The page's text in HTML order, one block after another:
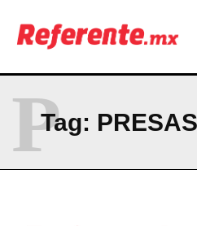
Company
CONTACT
PRIVACY POLICY
Tag: PRESAS
P